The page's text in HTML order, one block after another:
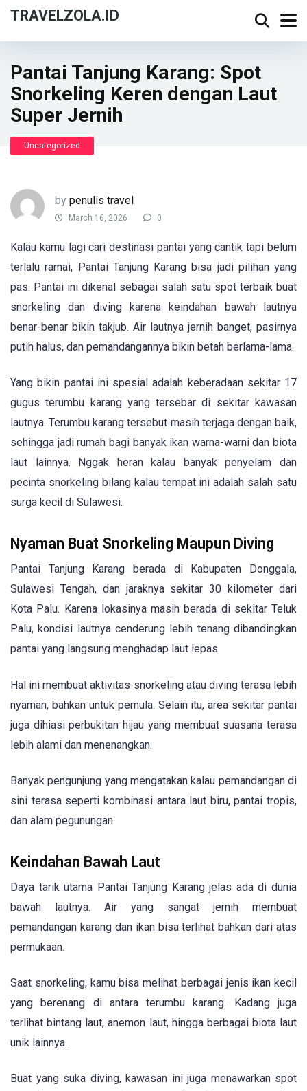
TRAVELZOLA.ID
Pantai Tanjung Karang: Spot
Snorkeling Keren dengan Laut
Super Jernih
Uncategorized
by penulis travel
March 16, 2026 0
Kalau kamu lagi cari destinasi pantai yang cantik tapi belum
terlalu ramai, Pantai Tanjung Karang bisa jadi pilihan yang
pas. Pantai ini dikenal sebagai salah satu spot terbaik buat
snorkeling dan diving karena keindahan bawah lautnya
benar-benar bikin takjub. Air lautnya jernih banget, pasirnya
putih halus, dan pemandangannya bikin betah berlama-lama.
Yang bikin pantai ini spesial adalah keberadaan sekitar 17
gugus terumbu karang yang tersebar di sekitar kawasan
lautnya. Terumbu karang tersebut masih terjaga dengan baik,
sehingga jadi rumah bagi banyak ikan warna-warni dan biota
laut lainnya. Nggak heran kalau banyak penyelam dan
pecinta snorkeling bilang kalau tempat ini adalah salah satu
surga kecil di Sulawesi.
Nyaman Buat Snorkeling Maupun Diving
Pantai Tanjung Karang berada di Kabupaten Donggala,
Sulawesi Tengah, dan jaraknya sekitar 30 kilometer dari
Kota Palu. Karena lokasinya masih berada di sekitar Teluk
Palu, kondisi lautnya cenderung lebih tenang dibandingkan
pantai yang langsung menghadap laut lepas.
Hal ini membuat aktivitas snorkeling atau diving terasa lebih
nyaman, bahkan untuk pemula. Selain itu, area sekitar pantai
juga dihiasi perbukitan hijau yang membuat suasana terasa
lebih alami dan menenangkan.
Banyak pengunjung yang mengatakan kalau pemandangan di
sini terasa seperti kombinasi antara laut biru, pantai tropis,
dan alam pegunungan.
Keindahan Bawah Laut
Daya tarik utama Pantai Tanjung Karang jelas ada di dunia
bawah lautnya. Air yang sangat jernih membuat
pemandangan karang dan ikan bisa terlihat bahkan dari atas
permukaan.
Saat snorkeling, kamu bisa melihat berbagai jenis ikan kecil
yang berenang di antara terumbu karang. Kadang juga
terlihat bintang laut, anemon laut, hingga berbagai biota laut
unik lainnya.
Buat yang suka diving, kawasan ini juga menawarkan spot